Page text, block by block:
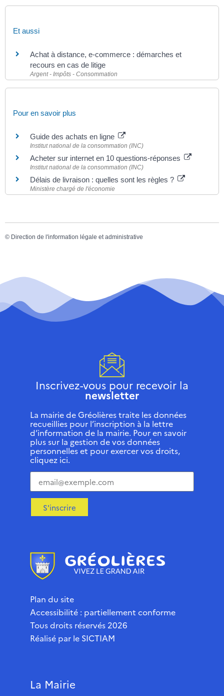
Et aussi
Achat à distance, e-commerce : démarches et
recours en cas de litige
Argent - Impôts - Consommation
Pour en savoir plus
Guide des achats en ligne
Institut national de la consommation (INC)
Acheter sur internet en 10 questions-réponses
Institut national de la consommation (INC)
Délais de livraison : quelles sont les règles ?
Ministère chargé de l'économie
© Direction de l'information légale et administrative
Inscrivez-vous pour recevoir la
newsletter
La mairie de Gréolières traite les données
recueillies pour l’inscription à la lettre
d’information de la mairie. Pour en savoir
plus sur la gestion de vos données
personnelles et pour exercer vos droits,
cliquez ici.
S'inscrire
Plan du site
Accessibilité : partiellement conforme
Tous droits réservés 2026
Réalisé par le SICTIAM
La Mairie